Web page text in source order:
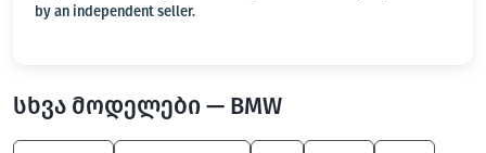
by an independent seller.
სხვა მოდელები — BMW